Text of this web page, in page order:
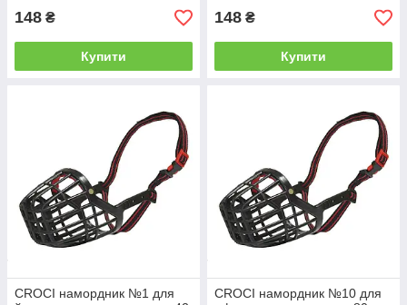
148 ₴
Купити
148 ₴
Купити
CROCI намордник №1 для
CROCI намордник №10 для